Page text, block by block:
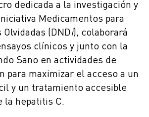
dedicada a la investigación y
Medicamentos para
(DNDi), colaborará
clínicos y junto con la
Sano en actividades de
para maximizar el acceso a un
y un tratamiento accesible
la hepatitis C.